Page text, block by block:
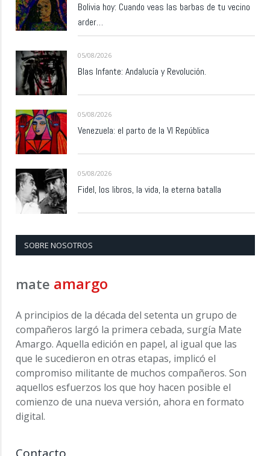
Bolivia hoy: Cuando veas las barbas de tu vecino
arder…
05/08/2026
Blas Infante: Andalucía y Revolución.
05/08/2026
Venezuela: el parto de la VI República
05/08/2026
Fidel, los libros, la vida, la eterna batalla
SOBRE NOSOTROS
mate amargo
A principios de la década del setenta un grupo de
compañeros largó la primera cebada, surgía Mate
Amargo. Aquella edición en papel, al igual que las
que le sucedieron en otras etapas, implicó el
compromiso militante de muchos compañeros. Son
aquellos esfuerzos los que hoy hacen posible el
comienzo de una nueva versión, ahora en formato
digital.
Contacto